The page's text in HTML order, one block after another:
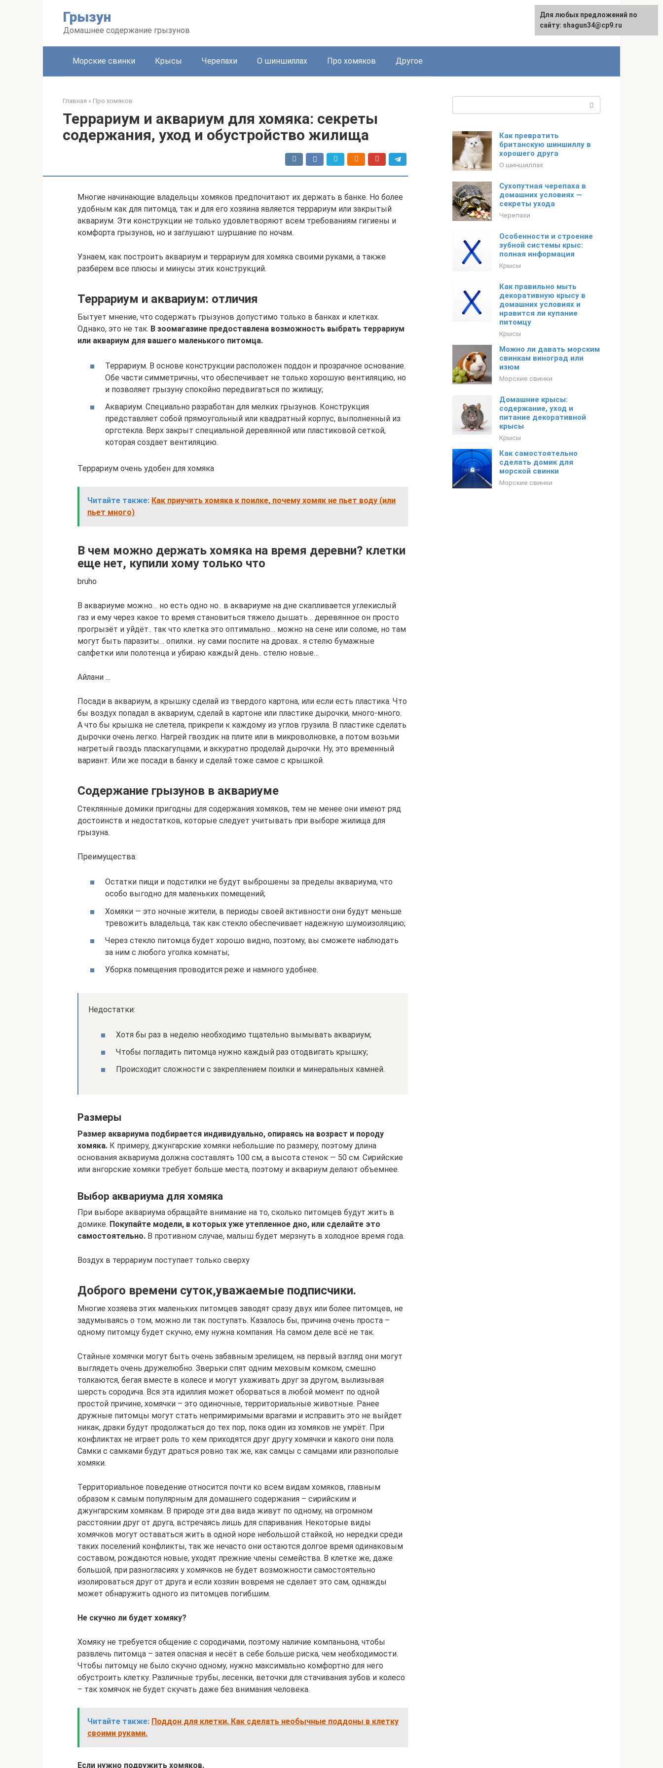
Грызун
Домашнее содержание грызунов
Морские свинки Крысы Черепахи О шиншиллах Про хомяков Другое
Главная » Про хомяков
Террариум и аквариум для хомяка: секреты
содержания, уход и обустройство жилища
Многие начинающие владельцы хомяков предпочитают их держать в банке. Но более
удобным как для питомца, так и для его хозяина является террариум или закрытый
аквариум. Эти конструкции не только удовлетворяют всем требованиям гигиены и
комфорта грызунов, но и заглушают шуршание по ночам.
Узнаем, как построить аквариум и террариум для хомяка своими руками, а также
разберем все плюсы и минусы этих конструкций.
Террариум и аквариум: отличия
Бытует мнение, что содержать грызунов допустимо только в банках и клетках.
Однако, это не так. В зоомагазине предоставлена возможность выбрать террариум
или аквариум для вашего маленького питомца.
Террариум. В основе конструкции расположен поддон и прозрачное основание.
Обе части симметричны, что обеспечивает не только хорошую вентиляцию, но
и позволяет грызуну спокойно передвигаться по жилищу;
Аквариум. Специально разработан для мелких грызунов. Конструкция
представляет собой прямоугольный или квадратный корпус, выполненный из
оргстекла. Верх закрыт специальной деревянной или пластиковой сеткой,
которая создает вентиляцию.
Террариум очень удобен для хомяка
Читайте также: Как приучить хомяка к поилке, почему хомяк не пьет воду (или
пьет много)
В чем можно держать хомяка на время деревни? клетки
еще нет, купили хому только что
bruho
В аквариуме можно… но есть одно но.. в аквариуме на дне скапливается углекислый
газ и ему через какое то время становиться тяжело дышать… деревянное он просто
прогрызёт и уйдёт.. так что клетка это оптимально… можно на сене или соломе, но там
могут быть паразиты… опилки.. ну сами поспите на дровах.. я стелю бумажные
салфетки или полотенца и убираю каждый день.. стелю новые…
Айлани …
Посади в аквариум, а крышку сделай из твердого картона, или если есть пластика. Что
бы воздух попадал в аквариум, сделай в картоне или пластике дырочки, много-много.
А что бы крышка не слетела, прикрепи к каждому из углов грузила. В пластике сделать
дырочки очень легко. Нагрей гвоздик на плите или в микроволновке, а потом возьми
нагретый гвоздь пласкагупцами, и аккуратно проделай дырочки. Ну, это временный
вариант. Или же посади в банку и сделай тоже самое с крышкой.
Содержание грызунов в аквариуме
Стеклянные домики пригодны для содержания хомяков, тем не менее они имеют ряд
достоинств и недостатков, которые следует учитывать при выборе жилища для
грызуна.
Преимущества:
Остатки пищи и подстилки не будут выброшены за пределы аквариума, что
особо выгодно для маленьких помещений;
Хомяки — это ночные жители, в периоды своей активности они будут меньше
тревожить владельца, так как стекло обеспечивает надежную шумоизоляцию;
Через стекло питомца будет хорошо видно, поэтому, вы сможете наблюдать
за ним с любого уголка комнаты;
Уборка помещения проводится реже и намного удобнее.
Недостатки:
Хотя бы раз в неделю необходимо тщательно вымывать аквариум;
Чтобы погладить питомца нужно каждый раз отодвигать крышку;
Происходит сложности с закреплением поилки и минеральных камней.
Размеры
Размер аквариума подбирается индивидуально, опираясь на возраст и породу
хомяка. К примеру, джунгарские хомяки небольшие по размеру, поэтому длина
основания аквариума должна составлять 100 см, а высота стенок — 50 см. Сирийские
или ангорские хомяки требует больше места, поэтому и аквариум делают объемнее.
Выбор аквариума для хомяка
При выборе аквариума обращайте внимание на то, сколько питомцев будут жить в
домике. Покупайте модели, в которых уже утепленное дно, или сделайте это
самостоятельно. В противном случае, малыш будет мерзнуть в холодное время года.
Воздух в террариум поступает только сверху
Доброго времени суток,уважаемые подписчики.
Многие хозяева этих маленьких питомцев заводят сразу двух или более питомцев, не
задумываясь о том, можно ли так поступать. Казалось бы, причина очень проста –
одному питомцу будет скучно, ему нужна компания. На самом деле всё не так.
Стайные хомячки могут быть очень забавным зрелищем, на первый взгляд они могут
выглядеть очень дружелюбно. Зверьки спят одним меховым комком, смешно
толкаются, бегая вместе в колесе и могут ухаживать друг за другом, вылизывая
шерсть сородича. Вся эта идиллия может оборваться в любой момент по одной
простой причине, хомячки – это одиночные, территориальные животные. Ранее
дружные питомцы могут стать непримиримыми врагами и исправить это не выйдет
никак, драки будут продолжаться до тех пор, пока один из хомяков не умрёт. При
конфликтах не играет роль то кем приходятся друг другу хомячки и какого они пола.
Самки с самками будут драться ровно так же, как самцы с самцами или разнополые
хомяки.
Территориальное поведение относится почти ко всем видам хомяков, главным
образом к самым популярным для домашнего содержания – сирийским и
джунгарским хомякам. В природе эти два вида живут по одному, на огромном
расстоянии друг от друга, встречаясь лишь для спаривания. Некоторые виды
хомячков могут оставаться жить в одной норе небольшой стайкой, но нередки среди
таких поселений конфликты, так же нечасто они остаются долгое время одинаковым
составом, рождаются новые, уходят прежние члены семейства. В клетке же, даже
большой, при разногласиях у хомячков не будет возможности самостоятельно
изолироваться друг от друга и если хозяин вовремя не сделает это сам, однажды
может обнаружить одного из питомцев погибшим.
Не скучно ли будет хомяку?
Хомяку не требуется общение с сородичами, поэтому наличие компаньона, чтобы
развлечь питомца – затея опасная и несёт в себе больше риска, чем необходимости.
Чтобы питомцу не было скучно одному, нужно максимально комфортно для него
обустроить клетку. Различные трубы, лесенки, веточки для стачивания зубов и колесо
– так хомячок не будет скучать даже без внимания человека.
Читайте также: Поддон для клетки. Как сделать необычные поддоны в клетку
своими руками.
Если нужно подружить хомяков.
Как превратить
британскую шиншиллу в
хорошего друга
О шиншиллах
Сухопутная черепаха в
домашних условиях —
секреты ухода
Черепахи
Особенности и строение
зубной системы крыс:
полная информация
Крысы
Как правильно мыть
декоративную крысу в
домашних условиях и
нравится ли купание
питомцу
Крысы
Можно ли давать морским
свинкам виноград или
изюм
Морские свинки
Домашние крысы:
содержание, уход и
питание декоративной
крысы
Крысы
Как самостоятельно
сделать домик для
морской свинки
Морские свинки
Для любых предложений по
сайту: shagun34@cp9.ru